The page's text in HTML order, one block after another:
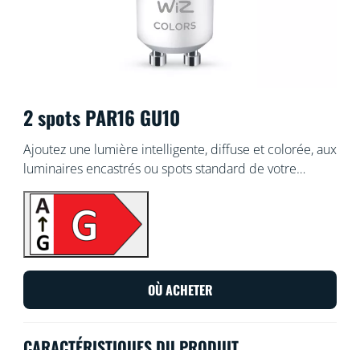
2 spots PAR16 GU10
Ajoutez une lumière intelligente, diffuse et colorée, aux
luminaires encastrés ou spots standard de votre
intérieur avec l'ampoule WiZ GU10 multicolore.
Utilisez l'application WiZ ou votre voix pour varier
l'intensité lumineuse ou appliquer des modes
d'éclairage prédéfinis sur les configurations Wi-Fi.
OÙ ACHETER